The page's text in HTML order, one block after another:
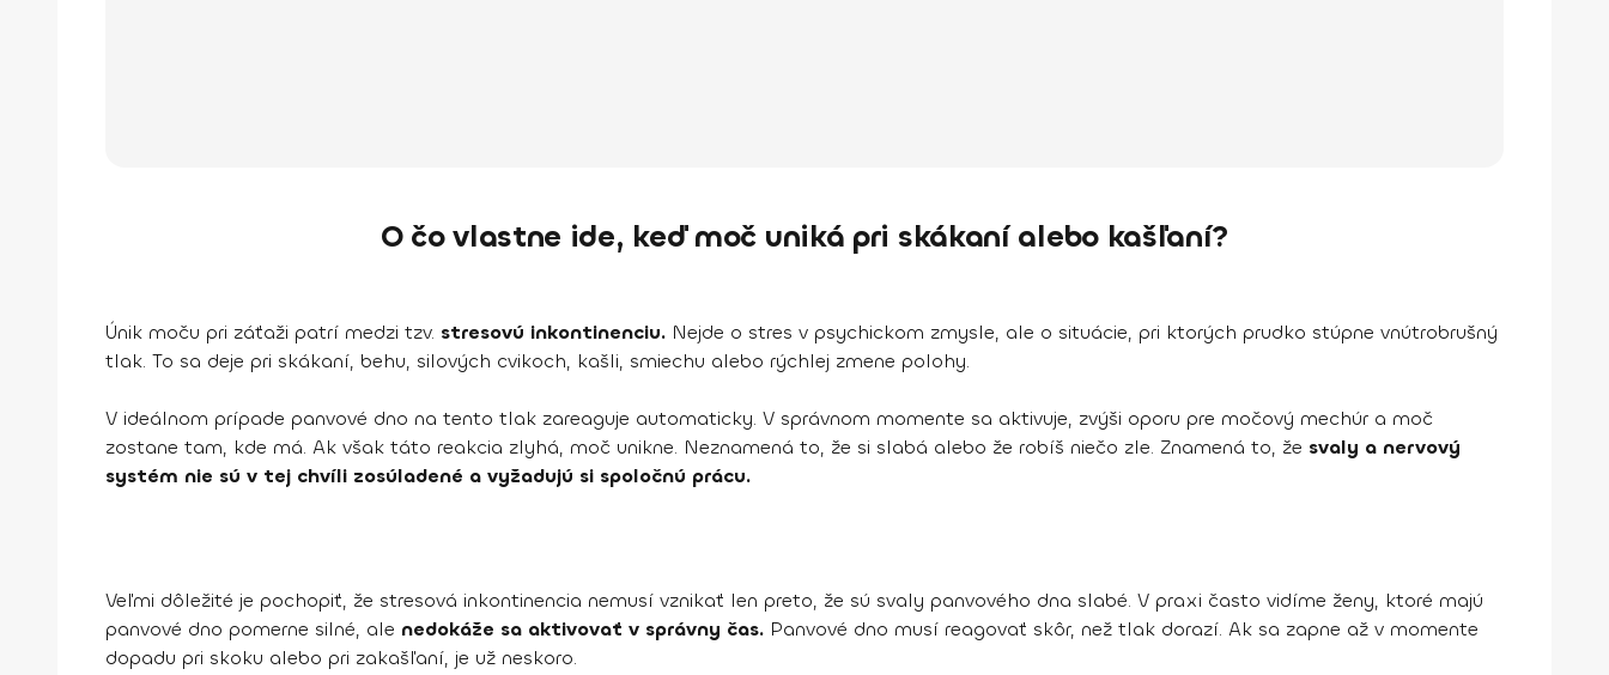
O čo vlastne ide, keď moč uniká pri skákaní alebo kašľaní?
Únik moču pri záťaži patrí medzi tzv. stresovú inkontinenciu. Nejde o stres v psychickom zmysle, ale o situácie, pri ktorých prudko stúpne vnútrobrušný
tlak. To sa deje pri skákaní, behu, silových cvikoch, kašli, smiechu alebo rýchlej zmene polohy.
V ideálnom prípade panvové dno na tento tlak zareaguje automaticky. V správnom momente sa aktivuje, zvýši oporu pre močový mechúr a moč
zostane tam, kde má. Ak však táto reakcia zlyhá, moč unikne. Neznamená to, že si slabá alebo že robíš niečo zle. Znamená to, že svaly a nervový
systém nie sú v tej chvíli zosúladené a vyžadujú si spoločnú prácu.
Veľmi dôležité je pochopiť, že stresová inkontinencia nemusí vznikať len preto, že sú svaly panvového dna slabé. V praxi často vidíme ženy, ktoré majú
panvové dno pomerne silné, ale nedokáže sa aktivovať v správny čas. Panvové dno musí reagovať skôr, než tlak dorazí. Ak sa zapne až v momente
dopadu pri skoku alebo pri zakašľaní, je už neskoro.